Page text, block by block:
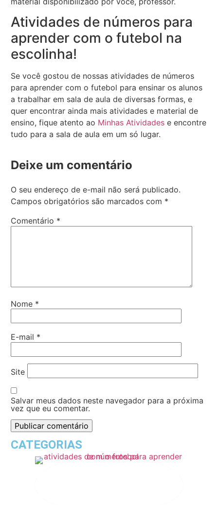
Atividades de números para
aprender com o futebol na
escolinha!
Se você gostou de nossas atividades de números
para aprender com o futebol para ensinar os alunos
a trabalhar em sala de aula de diversas formas, e
quer encontrar ainda mais atividades e material de
ensino, fique atento ao Minhas Atividades e encontre
tudo para a sala de aula em um só lugar.
Deixe um comentário
O seu endereço de e-mail não será publicado.
Campos obrigatórios são marcados com *
Comentário *
Nome *
E-mail *
Site
Salvar meus dados neste navegador para a próxima
vez que eu comentar.
CATEGORIAS